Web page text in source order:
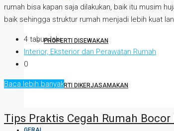
PROPERTI DISEWAKAN
PROPERTI DIKERJASAMAKAN
rumah bisa kapan saja dilakukan, baik itu musim
baik sehingga struktur rumah menjadi lebih kuat
4 tahun lalu
Interior, Eksterior dan Perawatan Rumah
0
Baca lebih banyak
Tips Praktis Cegah Rumah